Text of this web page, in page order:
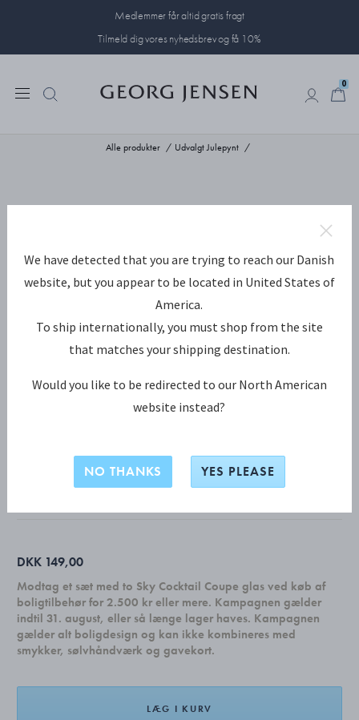
Medlemmer får altid gratis fragt
Tilmeld dig vores nyhedsbrev og få 10%
0
Alle produkter Udvalgt Julepynt
2024 Måne
DKK 149,00
Modtag et sæt med to Sky Cocktail Coupe glas ved køb af
boligtilbehør for 2.500 kr eller mere. Kampagnen gælder
indtil 31. august, eller så længe lager haves. Kampagnen
gælder alt boligdesign og kan ikke kombineres med
smykker, sølvhåndværk og gavekort.
LÆG I KURV
We have detected that you are trying to reach our Danish
website, but you appear to be located in United States of
America.
To ship internationally, you must shop from the site
that matches your shipping destination.
Would you like to be redirected to our North American
website instead?
NO THANKS YES PLEASE